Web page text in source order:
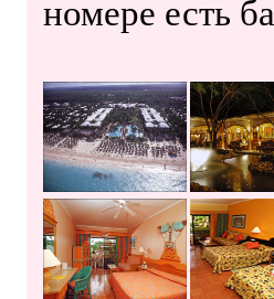
номере есть